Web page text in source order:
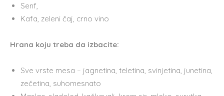
Senf,
Kafa, zeleni čaj, crno vino
Hrana koju treba da izbacite:
Sve vrste mesa – jagnetina, teletina, svinjetina, junetina,
zečetina, suhomesnato